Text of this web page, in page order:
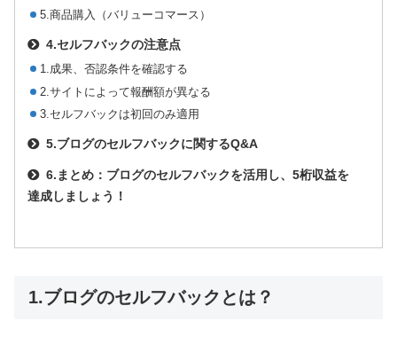
5.商品購入（バリューコマース）
4.セルフバックの注意点
1.成果、否認条件を確認する
2.サイトによって報酬額が異なる
3.セルフバックは初回のみ適用
5.ブログのセルフバックに関するQ&A
6.まとめ：ブログのセルフバックを活用し、5桁収益を
達成しましょう！
1.ブログのセルフバックとは？